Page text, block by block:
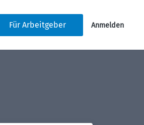
Für Arbeitgeber Anmelden